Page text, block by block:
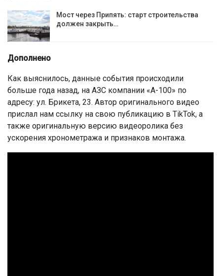
Мост через Припять: старт строительства
должен закрыть…
Дополнено
Как выяснилось, данные события происходили
больше года назад, на АЗС компании «А-100» по
адресу: ул. Брикета, 23. Автор оригинального видео
прислал нам ссылку на свою публикацию в TikTok, а
также оригинальную версию видеоролика без
ускорения хронометража и признаков монтажа.